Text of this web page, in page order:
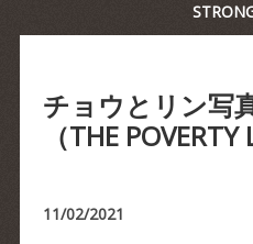
チョウとリン写
（THE
11/02/2021